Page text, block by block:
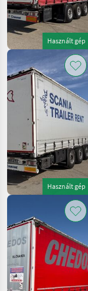
Használt gép
Használt gép